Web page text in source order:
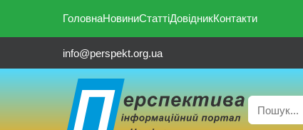
ГоловнаНовиниСтаттіДовідникКонтакти
info@perspekt.org.ua